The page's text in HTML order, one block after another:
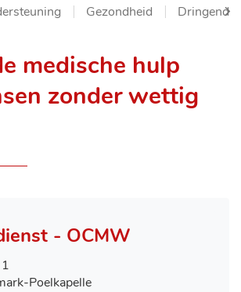
Gezondheid Dringende
medische hulp
zonder wettig
- OCMW
Poelkapelle